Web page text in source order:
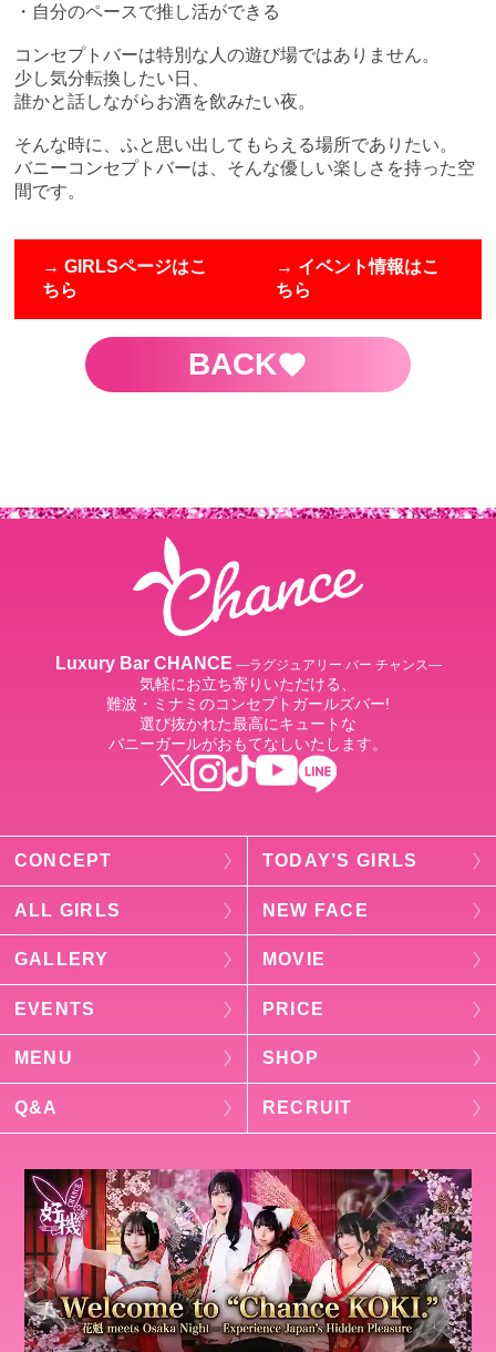
・自分のペースで推し活ができる
コンセプトバーは特別な人の遊び場ではありません。
少し気分転換したい日、
誰かと話しながらお酒を飲みたい夜。
そんな時に、ふと思い出してもらえる場所でありたい。
バニーコンセプトバーは、そんな優しい楽しさを持った空
間です。
→ GIRLSページはこ
ちら
→ イベント情報はこ
ちら
BACK
Luxury Bar CHANCE ―ラグジュアリー バー チャンス―
気軽にお立ち寄りいただける、
難波・ミナミのコンセプトガールズバー!
選び抜かれた最高にキュートな
バニーガールがおもてなしいたします。
CONCEPT TODAY’S GIRLS
ALL GIRLS NEW FACE
GALLERY MOVIE
EVENTS PRICE
MENU SHOP
Q&A RECRUIT